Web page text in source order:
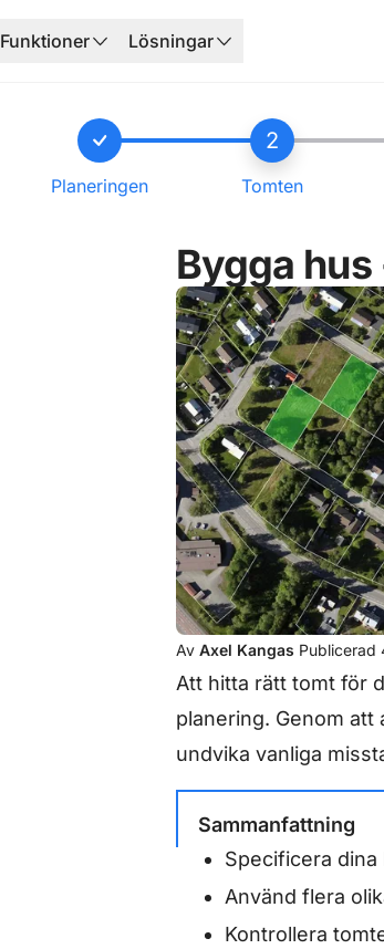
Funktioner Lösningar
Planeringen
2
Tomten
Bygga
Av Axel Kangas Publicerad
Att hitta rätt tomt för
planering. Genom
undvika vanliga
Sammanfattning
Specificera
Använd flera
Kontrollera